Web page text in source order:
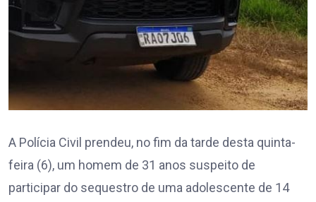
A Polícia Civil prendeu, no fim da tarde desta quinta-
feira (6), um homem de 31 anos suspeito de
participar do sequestro de uma adolescente de 14